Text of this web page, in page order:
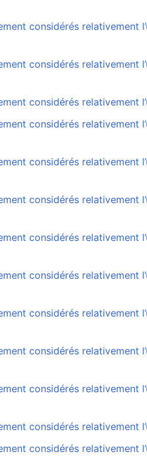
considérés relativement
considérés relativement
considérés relativement
considérés relativement
considérés relativement
considérés relativement
considérés relativement
considérés relativement
considérés relativement
considérés relativement
considérés relativement
considérés relativement
considérés relativement